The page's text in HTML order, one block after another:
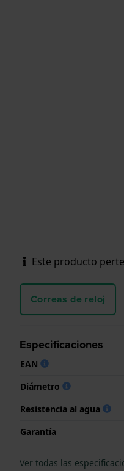
Este producto
Correas de reloj
Especificaciones
EAN
Diámetro
Resistencia al agua
Garantía
Ver todas las